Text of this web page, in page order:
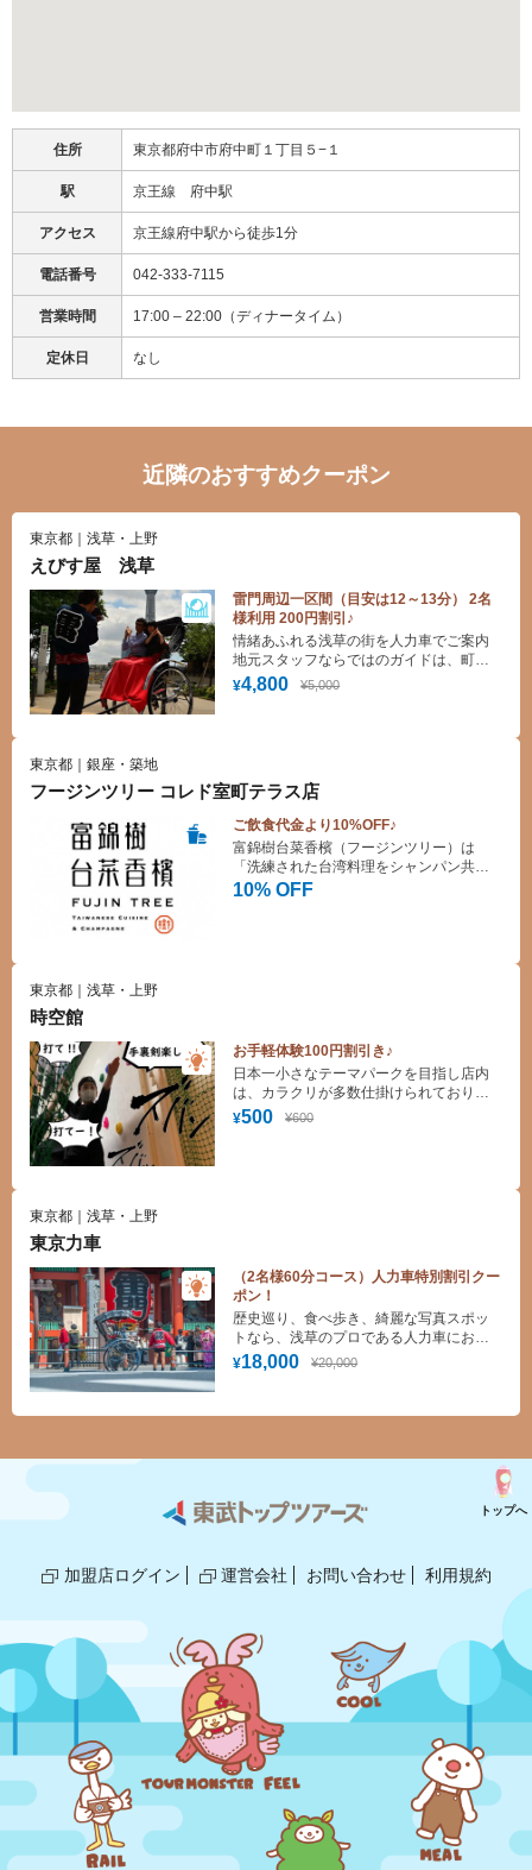
住所 東京都府中市府中町１丁目５−１
駅 京王線 府中駅
アクセス 京王線府中駅から徒歩1分
電話番号 042-333-7115
営業時間 17:00 – 22:00（ディナータイム）
定休日 なし
近隣のおすすめクーポン
東京都｜浅草・上野
えびす屋 浅草
雷門周辺一区間（目安は12～13分） 2名
様利用 200円割引♪
¥4,800 ¥5,000
情緒あふれる浅草の街を人力車でご案内
地元スタッフならではのガイドは、町の
歴史はもちろん“穴場名所”や“最新グルメ
情報”なども盛りだくさん！でお楽しみい
東京都｜銀座・築地
フージンツリー コレド室町テラス店
ご飲食代金より10%OFF♪
10% OFF
富錦樹台菜香檳（フージンツリー）は
「洗練された台湾料理をシャンパン共に
スタイリッシュに楽しめる店」として
東京都｜浅草・上野
時空館
お手軽体験100円割引き♪
¥500 ¥600
日本一小さなテーマパークを目指し店内
は、カラクリが多数仕掛けられておりま
す。 手裏剣の的や弓矢用の動く的・他に
東京都｜浅草・上野
東京力車
（2名様60分コース）人力車特別割引クー
ポン！
¥18,000 ¥20,000
歴史巡り、食べ歩き、綺麗な写真スポッ
トなら、浅草のプロである人力車にお任
せください！
加盟店ログイン 運営会社 お問い合わせ 利用規約
トップへ